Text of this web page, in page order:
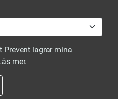
Prevent lagrar mina
mer.